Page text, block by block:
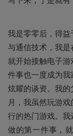
我是零零后，得
与通信技术，我
就开始接触电子
件事也一度成为
炫耀的谈资。我
月，我虽然玩游
行的热门游戏。
做的第一件事，